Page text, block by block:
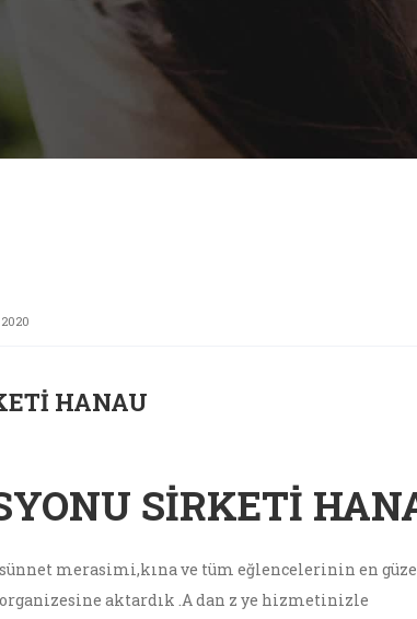
HANAU
SIRKETI
merasimi,kına ve tüm eğlencelerinin en
aktardık .A dan z ye hizmetinizle